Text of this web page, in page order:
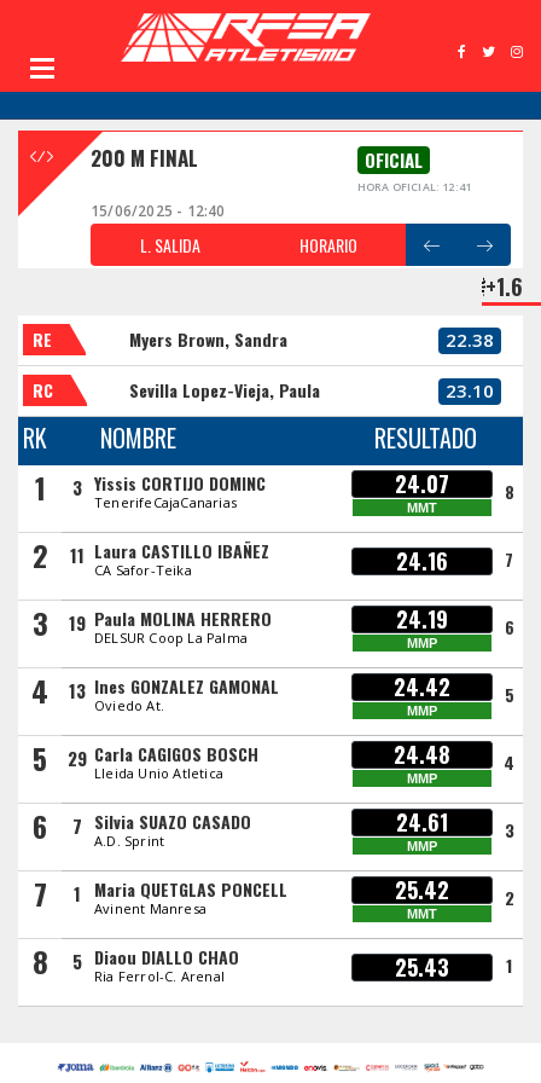
200 M FINAL OFICIAL
HORA OFICIAL: 12:41
15/06/2025 - 12:40
L. SALIDA HORARIO
+1.6
RE Myers Brown, Sandra 22.38
RC Sevilla Lopez-Vieja, Paula 23.10
RK NOMBRE RESULTADO
1 3 Yissis CORTIJO DOMINC
TenerifeCajaCanarias
24.07
MMT
8
2 11 Laura CASTILLO IBAÑEZ
CA Safor-Teika 24.16 7
3 19 Paula MOLINA HERRERO
DELSUR Coop La Palma
24.19
MMP
6
4 13 Ines GONZALEZ GAMONAL
Oviedo At.
24.42
MMP
5
5 29 Carla CAGIGOS BOSCH
Lleida Unio Atletica
24.48
MMP
4
6 7 Silvia SUAZO CASADO
A.D. Sprint
24.61
MMP
3
7 1 Maria QUETGLAS PONCELL
Avinent Manresa
25.42
MMT
2
8 5 Diaou DIALLO CHAO
Ria Ferrol-C. Arenal 25.43 1